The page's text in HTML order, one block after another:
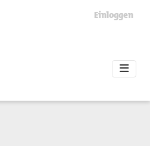
Einloggen